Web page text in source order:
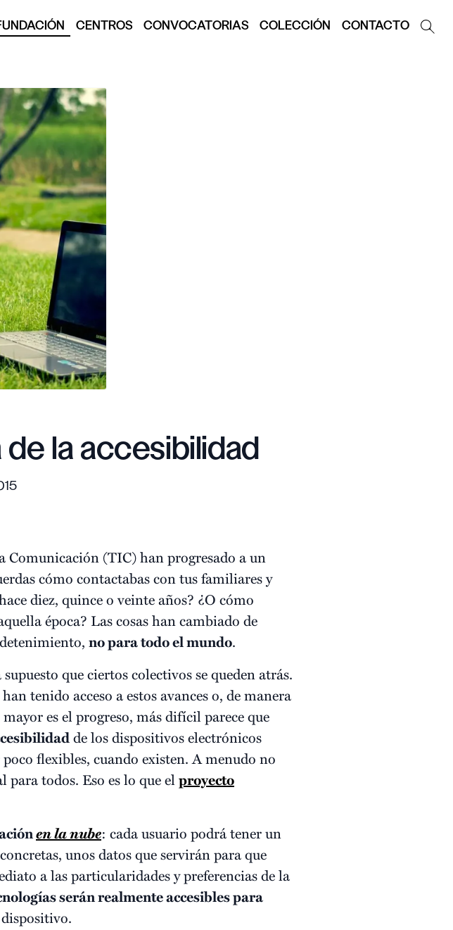
CENTROS CONVOCATORIAS COLECCIÓN CONTACTO
de la accesibilidad
Comunicación (TIC) han progresado a un
cómo contactabas con tus familiares y
diez, quince o veinte años? ¿O cómo
época? Las cosas han cambiado de
no para todo el mundo.
que ciertos colectivos se queden atrás.
tenido acceso a estos avances o, de manera
es el progreso, más difícil parece que
de los dispositivos electrónicos
flexibles, cuando existen. A menudo no
todos. Eso es lo que elproyecto
en la nube: cada usuario podrá tener un
unos datos que servirán para que
a las particularidades y preferencias de la
serán realmente accesibles para